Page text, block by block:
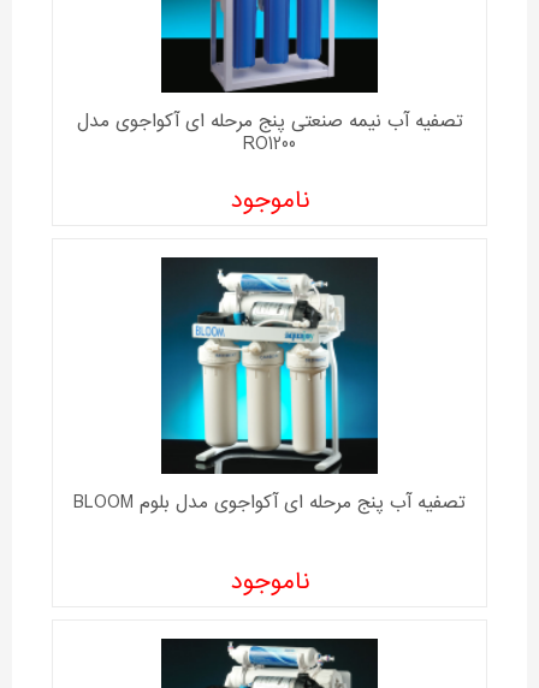
تصفیه آب نیمه صنعتی پنج مرحله ای آکواجوی مدل
RO1200
ناموجود
تصفیه آب پنج مرحله ای آکواجوی مدل بلوم BLOOM
ناموجود